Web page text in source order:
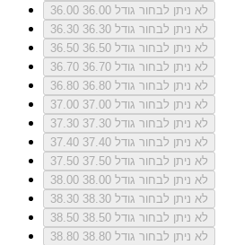
36.00
לא ניתן לבחור גודל 36.00
36.30
לא ניתן לבחור גודל 36.30
36.50
לא ניתן לבחור גודל 36.50
36.70
לא ניתן לבחור גודל 36.70
36.80
לא ניתן לבחור גודל 36.80
37.00
לא ניתן לבחור גודל 37.00
37.30
לא ניתן לבחור גודל 37.30
37.40
לא ניתן לבחור גודל 37.40
37.50
לא ניתן לבחור גודל 37.50
38.00
לא ניתן לבחור גודל 38.00
38.30
לא ניתן לבחור גודל 38.30
38.50
לא ניתן לבחור גודל 38.50
38.80
לא ניתן לבחור גודל 38.80